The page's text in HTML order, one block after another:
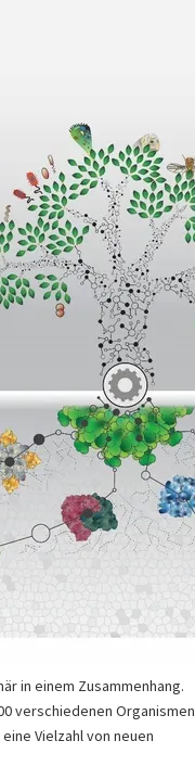
in einem Zusammenhang.
verschiedenen Organismen
Vielzahl von neuen